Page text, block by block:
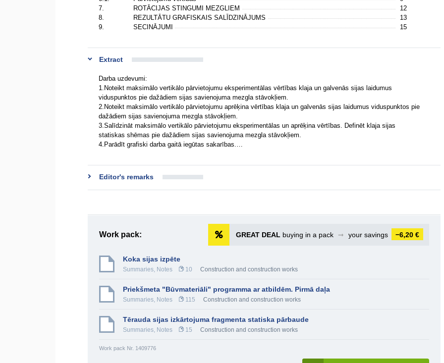
7.
ROTĀCIJAS STINGUMI MEZGLIEM
12
8.
REZULTĀTU GRAFISKAIS SALĪDZINĀJUMS
13
9.
SECINĀJUMI 15
Extract
Darba uzdevumi:
1.Noteikt maksimālo vertikālo pārvietojumu eksperimentālas vērtības klaja un galvenās sijas laidumus
viduspunktos pie dažādiem sijas savienojuma mezgla stāvokļiem.
2.Noteikt maksimālo vertikālo pārvietojumu aprēķina vērtības klaja un galvenās sijas laidumus viduspunktos pie
dažādiem sijas savienojuma mezgla stāvokļiem.
3.Salīdzināt maksimālo vertikālo pārvietojumu eksperimentālas un aprēķina vērtības. Definēt klaja sijas
statiskas shēmas pie dažādiem sijas savienojuma mezgla stāvokļiem.
4.Parādīt grafiski darba gaitā iegūtas sakarības.…
Editor's remarks
Work pack: GREAT DEAL buying in a pack ➞ your savings −6,20 €
Koka sijas izpēte
Summaries, Notes 10 Construction and construction works
Priekšmeta "Būvmateriāli" programma ar atbildēm. Pirmā daļa
Summaries, Notes 115 Construction and construction works
Tērauda sijas izkārtojuma fragmenta statiska pārbaude
Summaries, Notes 15 Construction and construction works
Work pack Nr. 1409776